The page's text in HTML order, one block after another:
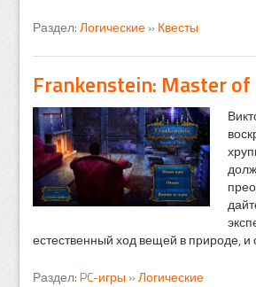
Раздел:Логические» Квесты
Frankenstein: Master of
естественный ход вещей в природе, и
Раздел:PC-игры»Логические